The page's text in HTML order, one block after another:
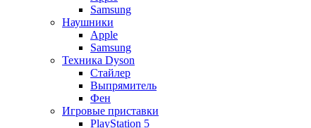
Samsung
Наушники
Apple
Samsung
Техника Dyson
Стайлер
Выпрямитель
Фен
Игровые приставки
PlayStation 5